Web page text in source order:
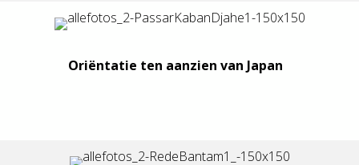
Oriëntatie ten aanzien van Japan